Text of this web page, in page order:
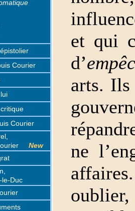
Courier
Courier
New
le-Duc
et qui
d’
arts.
ne